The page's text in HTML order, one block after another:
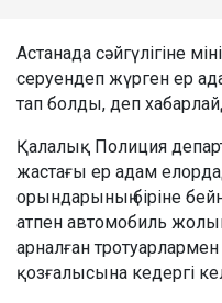
Астанада сәйгүлігіне
серуендеп жүрген ер
тап болды, деп
Қалалық Полиция
жастағы ер адам
орындарының біріне
атпен автомобиль
арналған тротуарлармен
қозғалысына кедергі